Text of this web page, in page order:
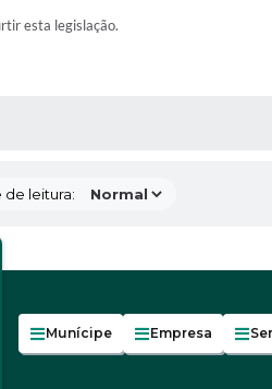
esta legislação.
leitura:
Munícipe Empresa